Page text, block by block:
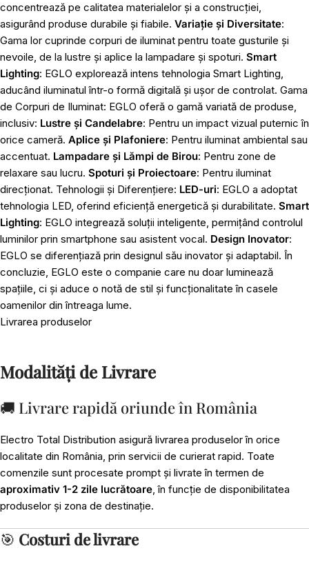
concentrează pe calitatea materialelor și a construcției,
asigurând produse durabile și fiabile. Variație și Diversitate:
Gama lor cuprinde corpuri de iluminat pentru toate gusturile și
nevoile, de la lustre și aplice la lampadare și spoturi. Smart
Lighting: EGLO explorează intens tehnologia Smart Lighting,
aducând iluminatul într-o formă digitală și ușor de controlat. Gama
de Corpuri de Iluminat: EGLO oferă o gamă variată de produse,
inclusiv: Lustre și Candelabre: Pentru un impact vizual puternic în
orice cameră. Aplice și Plafoniere: Pentru iluminat ambiental sau
accentuat. Lampadare și Lămpi de Birou: Pentru zone de
relaxare sau lucru. Spoturi și Proiectoare: Pentru iluminat
direcționat. Tehnologii și Diferențiere: LED-uri: EGLO a adoptat
tehnologia LED, oferind eficiență energetică și durabilitate. Smart
Lighting: EGLO integrează soluții inteligente, permițând controlul
luminilor prin smartphone sau asistent vocal. Design Inovator:
EGLO se diferențiază prin designul său inovator și adaptabil. În
concluzie, EGLO este o companie care nu doar luminează
spațiile, ci și aduce o notă de stil și funcționalitate în casele
oamenilor din întreaga lume.
Livrarea produselor
Modalități de Livrare
🚚 Livrare rapidă oriunde în România
Electro Total Distribution asigură livrarea produselor în orice
localitate din România, prin servicii de curierat rapid. Toate
comenzile sunt procesate prompt și livrate în termen de
aproximativ 1-2 zile lucrătoare, în funcție de disponibilitatea
produselor și zona de destinație.
🎯 Costuri de livrare